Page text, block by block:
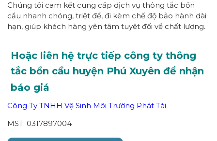
Chúng tôi cam kết cung cấp dịch vụ thông tắc bồn
cầu nhanh chóng, triệt để, đi kèm chế độ bảo hành dài
hạn, giúp khách hàng yên tâm tuyệt đối về chất lượng.
Hoặc liên hệ trực tiếp công ty thông
tắc bồn cầu huyện Phú Xuyên để nhận
báo giá
Công Ty TNHH Vệ Sinh Môi Trường Phát Tài
MST: 0317897004